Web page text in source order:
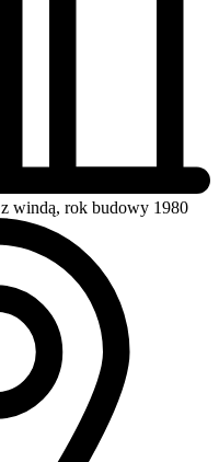
z windą, rok budowy 1980